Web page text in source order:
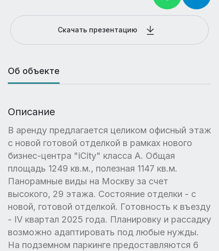
Скачать презентацию
Об объекте
Описание
В аренду предлагается целиком офисный этаж
с новой готовой отделкой в рамках нового
бизнес-центра "iCity" класса А. Общая
площадь 1249 кв.м., полезная 1147 кв.м.
Панорамные виды на Москву за счет
высокого, 29 этажа. Состояние отделки - с
новой, готовой отделкой. Готовность к въезду
- IV квартал 2025 года. Планировку и рассадку
возможно адаптировать под любые нужды.
На подземном паркинге предоставляются 6